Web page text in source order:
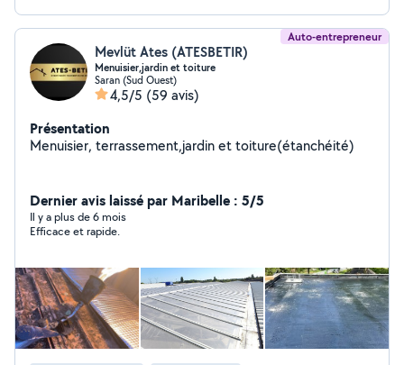
Auto-entrepreneur
Mevlüt Ates (ATESBETIR)
Menuisier,jardin et toiture
Saran (Sud Ouest)
4,5/5 (59 avis)
Présentation
Menuisier, terrassement,jardin et toiture(étanchéité)
Dernier avis laissé par Maribelle : 5/5
Il y a plus de 6 mois
Efficace et rapide.